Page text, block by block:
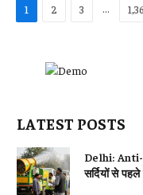
1 2 3 …
LATEST POSTS
Delhi: Anti-
सर्दियों से